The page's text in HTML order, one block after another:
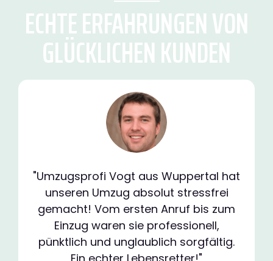
ECHTE ERFAHRUNGEN VON
GLÜCKLICHEN KUNDEN
"Umzugsprofi Vogt aus Wuppertal hat
unseren Umzug absolut stressfrei
gemacht! Vom ersten Anruf bis zum
Einzug waren sie professionell,
pünktlich und unglaublich sorgfältig.